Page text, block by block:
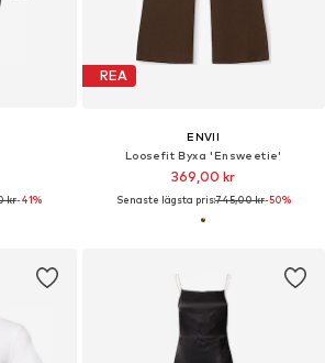
kr-41%
REA
ENVII
Loosefit Byxa 'Ensweetie'
369,00 kr
Senaste lägsta pris:745,00 kr-50%